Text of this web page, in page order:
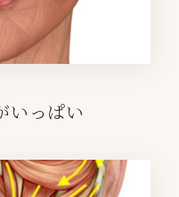
いっぱい